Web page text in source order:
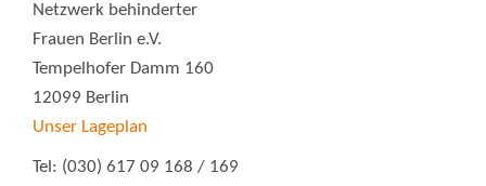
Netzwerk behinderter
Frauen Berlin e.V.
Tempelhofer Damm 160
12099 Berlin
Unser Lageplan
Tel: (030) 617 09 168 / 169